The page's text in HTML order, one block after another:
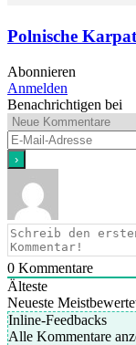
Polnische
Abonnieren
Anmelden
Benachrichtigen bei
0 Kommentare
Älteste
Neueste
Inline-Feedbacks
Alle Kommentare